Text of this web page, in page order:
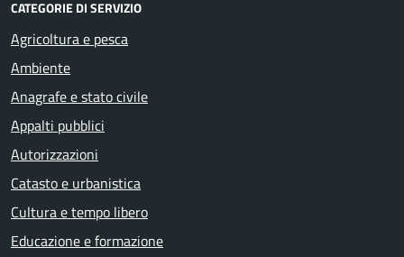
CATEGORIE DI SERVIZIO
Agricoltura e pesca
Ambiente
Anagrafe e stato civile
Appalti pubblici
Autorizzazioni
Catasto e urbanistica
Cultura e tempo libero
Educazione e formazione